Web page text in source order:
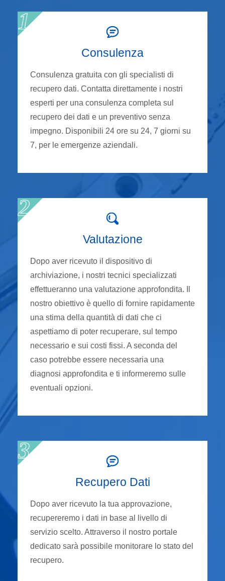
Consulenza
Consulenza gratuita con gli specialisti di
recupero dati. Contatta direttamente i nostri
esperti per una consulenza completa sul
recupero dei dati e un preventivo senza
impegno. Disponibili 24 ore su 24, 7 giorni su
7, per le emergenze aziendali.
Valutazione
Dopo aver ricevuto il dispositivo di
archiviazione, i nostri tecnici specializzati
effettueranno una valutazione approfondita. Il
nostro obiettivo è quello di fornire rapidamente
una stima della quantità di dati che ci
aspettiamo di poter recuperare, sul tempo
necessario e sui costi fissi. A seconda del
caso potrebbe essere necessaria una
diagnosi approfondita e ti informeremo sulle
eventuali opzioni.
Recupero Dati
Dopo aver ricevuto la tua approvazione,
recupereremo i dati in base al livello di
servizio scelto. Attraverso il nostro portale
dedicato sarà possibile monitorare lo stato del
recupero.